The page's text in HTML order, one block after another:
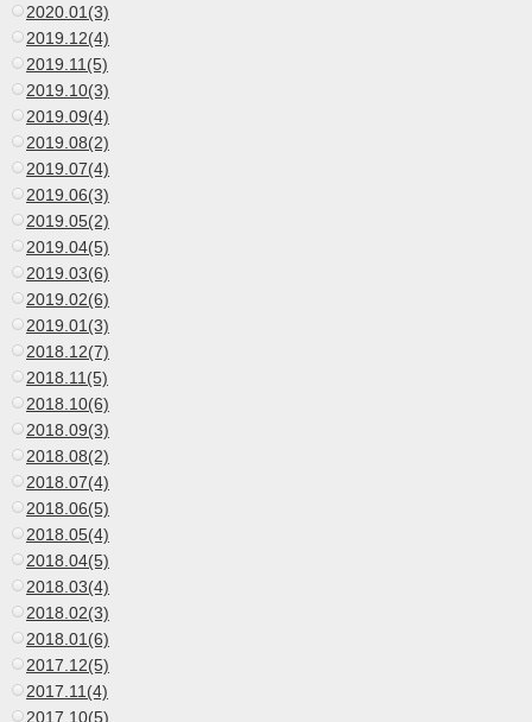
2020.01(3)
2019.12(4)
2019.11(5)
2019.10(3)
2019.09(4)
2019.08(2)
2019.07(4)
2019.06(3)
2019.05(2)
2019.04(5)
2019.03(6)
2019.02(6)
2019.01(3)
2018.12(7)
2018.11(5)
2018.10(6)
2018.09(3)
2018.08(2)
2018.07(4)
2018.06(5)
2018.05(4)
2018.04(5)
2018.03(4)
2018.02(3)
2018.01(6)
2017.12(5)
2017.11(4)
2017.10(5)